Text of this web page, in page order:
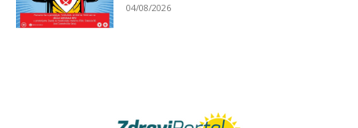
04/08/2026